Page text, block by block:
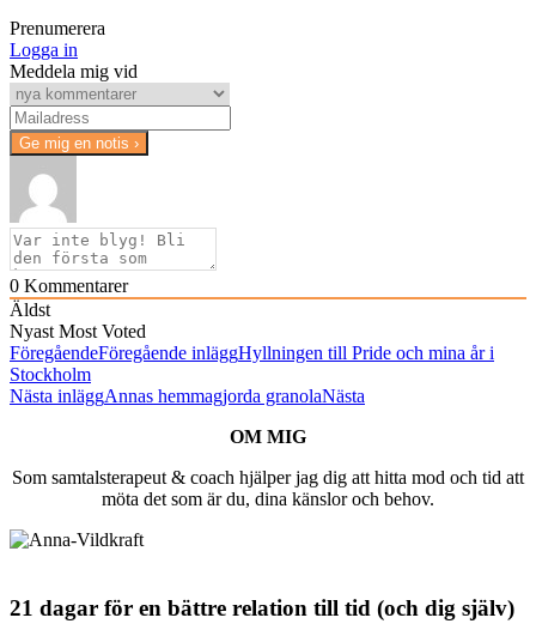
Prenumerera
Logga in
Meddela mig vid
0 Kommentarer
Äldst
Nyast Most Voted
FöregåendeFöregående inläggHyllningen till Pride och mina år i
Stockholm
Nästa inläggAnnas hemmagjorda granolaNästa
OM MIG
Som samtalsterapeut & coach hjälper jag dig att hitta mod och tid att
möta det som är du, dina känslor och behov.
21 dagar för en bättre relation till tid (och dig själv)